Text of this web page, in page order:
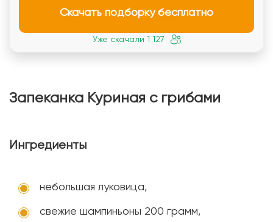
Скачать подборку бесплатно
Уже скачали 1 127
Запеканка Куриная с грибами
Ингредиенты
небольшая луковица,
свежие шампиньоны 200 грамм,